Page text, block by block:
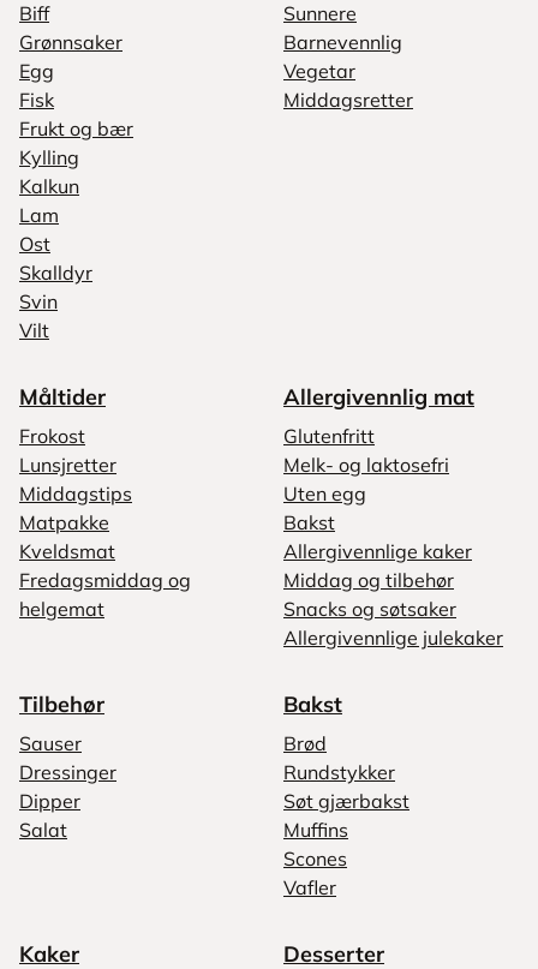
Biff
Grønnsaker
Egg
Fisk
Frukt og bær
Kylling
Kalkun
Lam
Ost
Skalldyr
Svin
Vilt
Sunnere
Barnevennlig
Vegetar
Middagsretter
Måltider
Frokost
Lunsjretter
Middagstips
Matpakke
Kveldsmat
Fredagsmiddag og
helgemat
Allergivennlig mat
Glutenfritt
Melk- og laktosefri
Uten egg
Bakst
Allergivennlige kaker
Middag og tilbehør
Snacks og søtsaker
Allergivennlige julekaker
Tilbehør
Sauser
Dressinger
Dipper
Salat
Bakst
Brød
Rundstykker
Søt gjærbakst
Muffins
Scones
Vafler
Kaker Desserter